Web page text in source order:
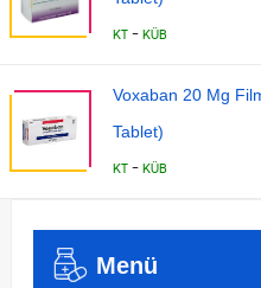
KT - KÜB
Voxaban 20 Mg
Tablet)
KT - KÜB
Menü